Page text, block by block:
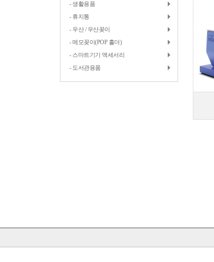
- 생활용품
- 휴지통
- 우산 / 우산꽂이
- 메모꽂이(POP 홀더)
- 스마트기기 액세서리
- 도서관용품